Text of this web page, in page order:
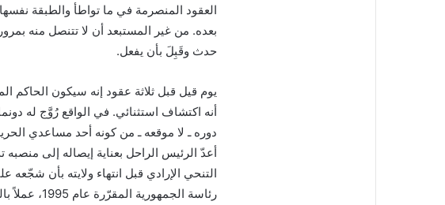
العقود المنصرمة في ما تواطأ والطبقة
بعده. من غير المستبعد أن لا تتنصل منه
حدث وقَبِلَ بأن يفعل.
يوم قيل قبل ثلاثة عقود إنه سيكون
أنه اكتشاف استثنائي. في الواقع رُوَّج له
دوره ـ لا موقعه ـ من كونه أحد مساعدي
أعدّ الرئيس الراحل بعناية إيصاله إلى
التنحي الإرادي قبل انتهاء ولايته بأن